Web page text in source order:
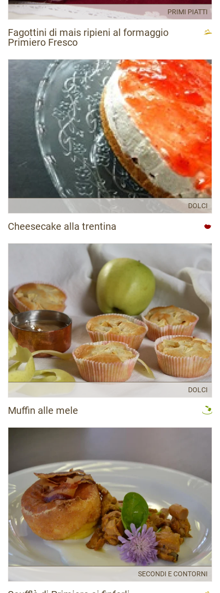
PRIMI PIATTI
Fagottini di mais ripieni al formaggio
Primiero Fresco
DOLCI
Cheesecake alla trentina
DOLCI
Muffin alle mele
SECONDI E CONTORNI